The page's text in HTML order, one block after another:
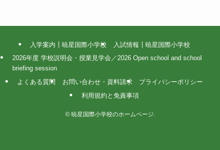
入学案内┃暁星国際小学校
入試情報┃暁星国際小学校
2026年度 学校説明会・授業見学会／2026 Open school and school
briefing session
よくある質問
お問い合わせ・資料請求
プライバシーポリシー
利用規約と免責事項
©暁星国際小学校のホームページ.